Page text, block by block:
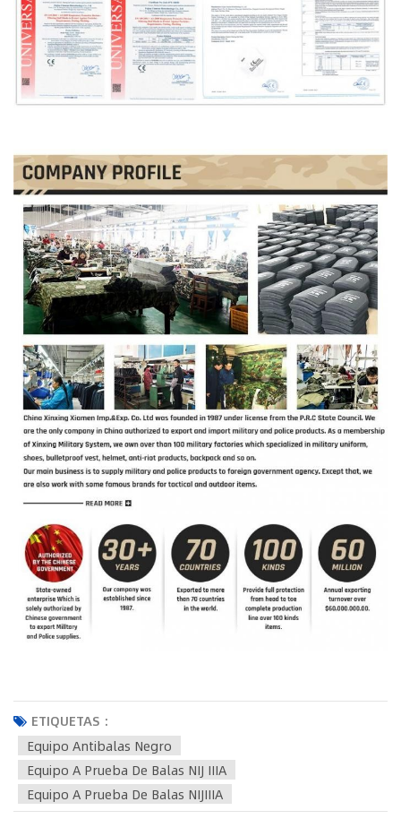
ETIQUETAS :
Equipo Antibalas Negro
Equipo A Prueba De Balas NIJ IIIA
Equipo A Prueba De Balas NIJIIIA